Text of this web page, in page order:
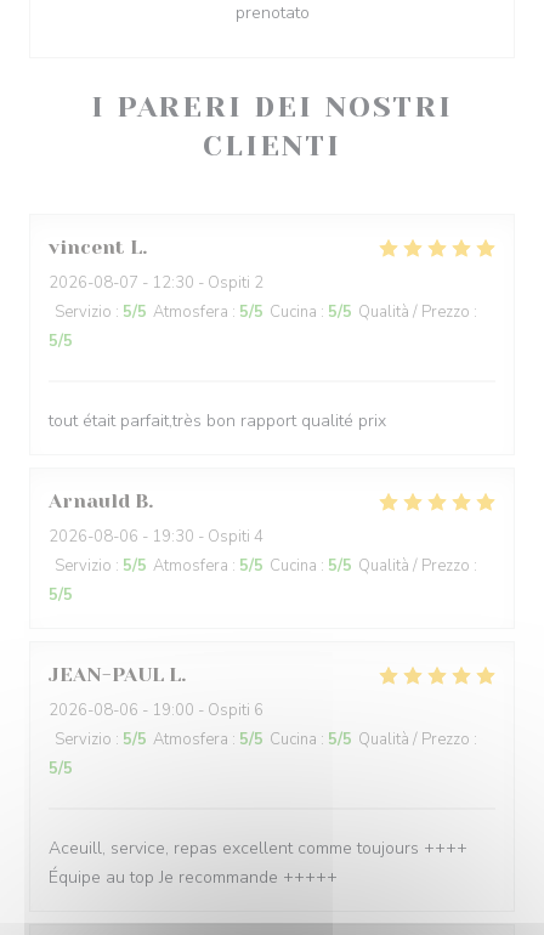
I PARERI DEI NOSTRI
CLIENTI
vincent L
2026-08-07 - 12:30 - Ospiti 2
Servizio : 5/5 Atmosfera : 5/5 Cucina : 5/5 Qualità / Prezzo :
5/5
tout était parfait,très bon rapport qualité prix
Arnauld B
2026-08-06 - 19:30 - Ospiti 4
Servizio : 5/5 Atmosfera : 5/5 Cucina : 5/5 Qualità / Prezzo :
5/5
JEAN-PAUL L
2026-08-06 - 19:00 - Ospiti 6
Servizio : 5/5 Atmosfera : 5/5 Cucina : 5/5 Qualità / Prezzo :
5/5
Aceuill, service, repas excellent comme toujours ++++
Équipe au top Je recommande +++++
prenotato